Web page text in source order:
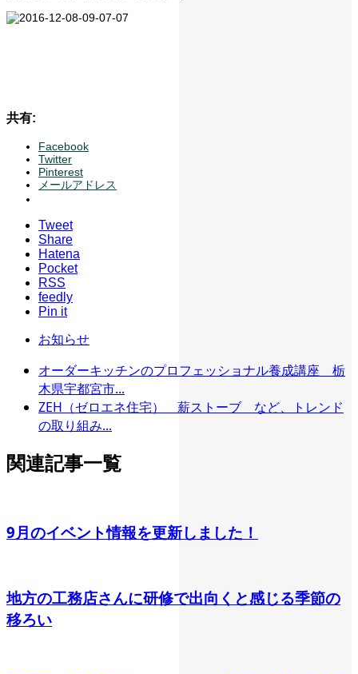
共有:
Facebook
Twitter
Pinterest
メールアドレス
Tweet
Share
Hatena
Pocket
RSS
feedly
Pin it
お知らせ
オーダーキッチンのプロフェッショナル養成講座 栃
木県宇都宮市...
ZEH（ゼロエネ住宅） 薪ストーブ など、トレンド
の取り組み...
関連記事一覧
9月のイベント情報を更新しました！
地方の工務店さんに研修で出向くと感じる季節の
移ろい